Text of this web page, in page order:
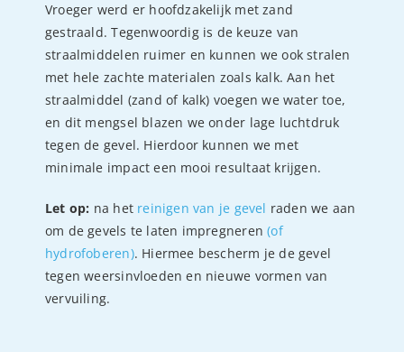
Vroeger werd er hoofdzakelijk met zand
gestraald. Tegenwoordig is de keuze van
straalmiddelen ruimer en kunnen we ook stralen
met hele zachte materialen zoals kalk. Aan het
straalmiddel (zand of kalk) voegen we water toe,
en dit mengsel blazen we onder lage luchtdruk
tegen de gevel. Hierdoor kunnen we met
minimale impact een mooi resultaat krijgen.
Let op: na het reinigen van je gevel raden we aan
om de gevels te laten impregneren(of
hydrofoberen). Hiermee bescherm je de gevel
tegen weersinvloeden en nieuwe vormen van
vervuiling.